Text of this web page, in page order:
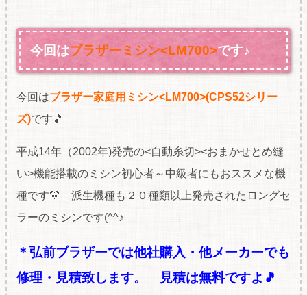
今回はブラザーミシン<LM700>です♪
今回はブラザー家庭用ミシン<LM700>(CPS52シリー
ズ)です🎵
平成14年（2002年)発売の<自動糸切><おまかせとめ縫
い>機能搭載のミシン初心者～中級者にもおススメな機
種です💛 派生機種も２０種類以上発売されたロングセ
ラーのミシンです(^^♪
＊弘前ブラザーでは他社購入・他メーカーでも
修理・見積致します。 見積は無料ですよ🎵